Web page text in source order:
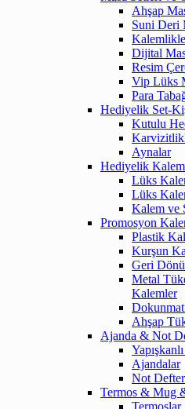
Ahşap
Suni Deri
Dijital
Resim
Vip Lüks
Para
Hediyelik Set-
Kutulu
Aynalar
Hediyelik
Lüks
Lüks
Kalem ve
Promosyon
Plastik
Kurşun
Geri
Metal
Kalemler
Ahşap
Ajanda & Not
Ajandalar
Not
Termos & Mug
Termoslar